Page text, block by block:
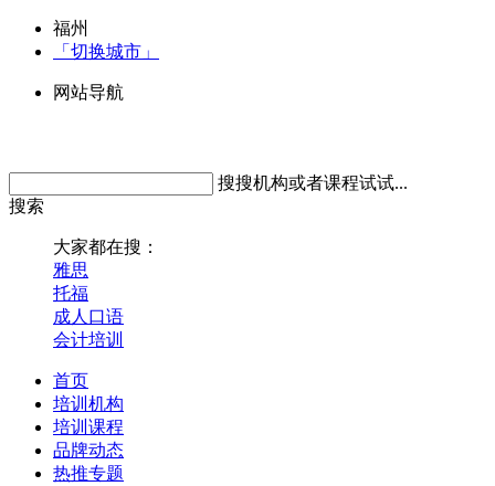
福州
「切换城市」
网站导航
搜搜机构或者课程试试...
搜索
大家都在搜：
雅思
托福
成人口语
会计培训
首页
培训机构
培训课程
品牌动态
热推专题